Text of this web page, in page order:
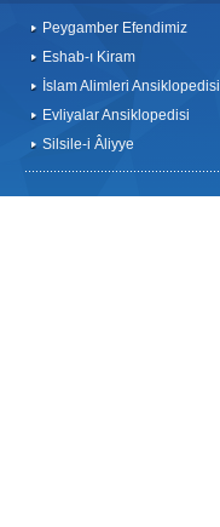
Peygamber Efendimiz
Eshab-ı Kiram
İslam Alimleri Ansiklopedisi
Evliyalar Ansiklopedisi
Silsile-i Âliyye